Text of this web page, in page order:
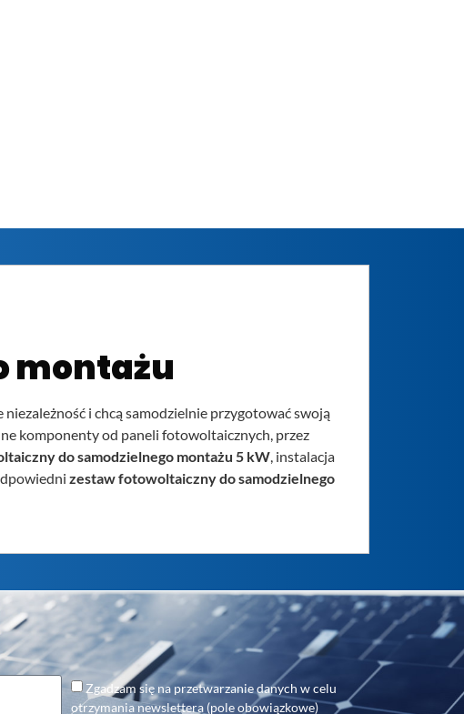
montażu
niezależność i chcą samodzielnie przygotować swoją
komponenty od paneli fotowoltaicznych, przez
do samodzielnego montażu 5 kW, instalacja
zestaw fotowoltaiczny do samodzielnego
Zgadzam się na przetwarzanie danych w celu
otrzymania newslettera (pole obowiązkowe)